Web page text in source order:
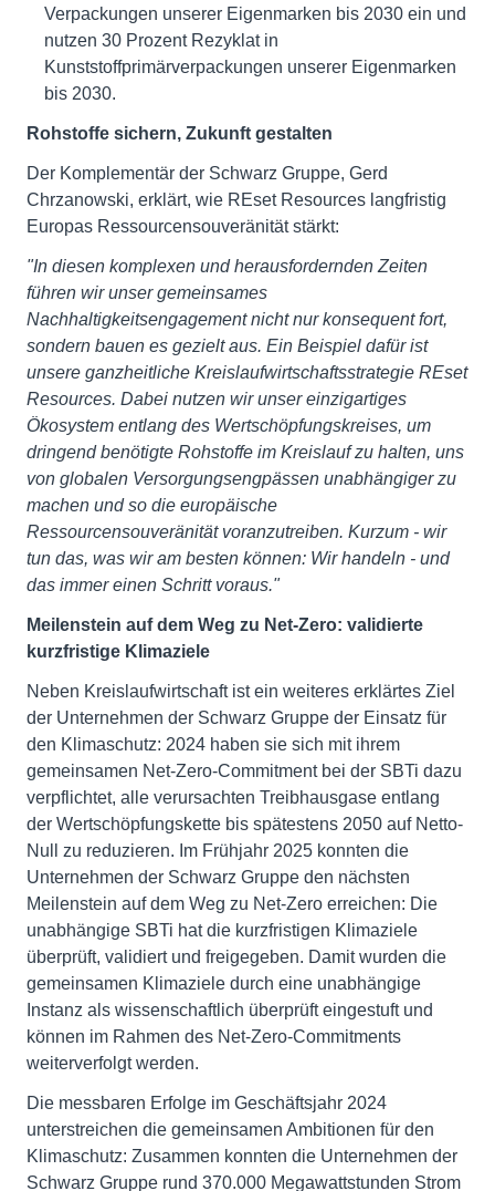
Verpackungen unserer Eigenmarken bis 2030 ein und
nutzen 30 Prozent Rezyklat in
Kunststoffprimärverpackungen unserer Eigenmarken
bis 2030.
Rohstoffe sichern, Zukunft gestalten
Der Komplementär der Schwarz Gruppe, Gerd
Chrzanowski, erklärt, wie REset Resources langfristig
Europas Ressourcensouveränität stärkt:
"In diesen komplexen und herausfordernden Zeiten
führen wir unser gemeinsames
Nachhaltigkeitsengagement nicht nur konsequent fort,
sondern bauen es gezielt aus. Ein Beispiel dafür ist
unsere ganzheitliche Kreislaufwirtschaftsstrategie REset
Resources. Dabei nutzen wir unser einzigartiges
Ökosystem entlang des Wertschöpfungskreises, um
dringend benötigte Rohstoffe im Kreislauf zu halten, uns
von globalen Versorgungsengpässen unabhängiger zu
machen und so die europäische
Ressourcensouveränität voranzutreiben. Kurzum - wir
tun das, was wir am besten können: Wir handeln - und
das immer einen Schritt voraus."
Meilenstein auf dem Weg zu Net-Zero: validierte
kurzfristige Klimaziele
Neben Kreislaufwirtschaft ist ein weiteres erklärtes Ziel
der Unternehmen der Schwarz Gruppe der Einsatz für
den Klimaschutz: 2024 haben sie sich mit ihrem
gemeinsamen Net-Zero-Commitment bei der SBTi dazu
verpflichtet, alle verursachten Treibhausgase entlang
der Wertschöpfungskette bis spätestens 2050 auf Netto-
Null zu reduzieren. Im Frühjahr 2025 konnten die
Unternehmen der Schwarz Gruppe den nächsten
Meilenstein auf dem Weg zu Net-Zero erreichen: Die
unabhängige SBTi hat die kurzfristigen Klimaziele
überprüft, validiert und freigegeben. Damit wurden die
gemeinsamen Klimaziele durch eine unabhängige
Instanz als wissenschaftlich überprüft eingestuft und
können im Rahmen des Net-Zero-Commitments
weiterverfolgt werden.
Die messbaren Erfolge im Geschäftsjahr 2024
unterstreichen die gemeinsamen Ambitionen für den
Klimaschutz: Zusammen konnten die Unternehmen der
Schwarz Gruppe rund 370.000 Megawattstunden Strom